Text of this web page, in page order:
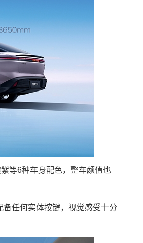
等6种车身配色，整车颜值也
任何实体按键，视觉感受十分